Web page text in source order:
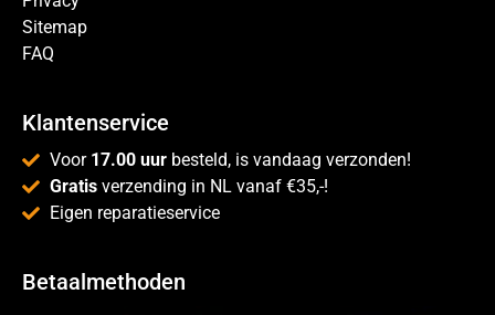
Sitemap
FAQ
Klantenservice
Voor 17.00 uur besteld, is vandaag verzonden!
Gratis verzending in NL vanaf €35,-!
Eigen reparatieservice
Betaalmethoden